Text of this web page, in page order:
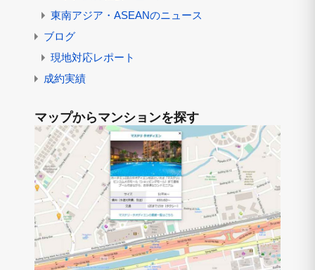
東南アジア・ASEANのニュース
ブログ
現地対応レポート
成約実績
マップからマンションを探す